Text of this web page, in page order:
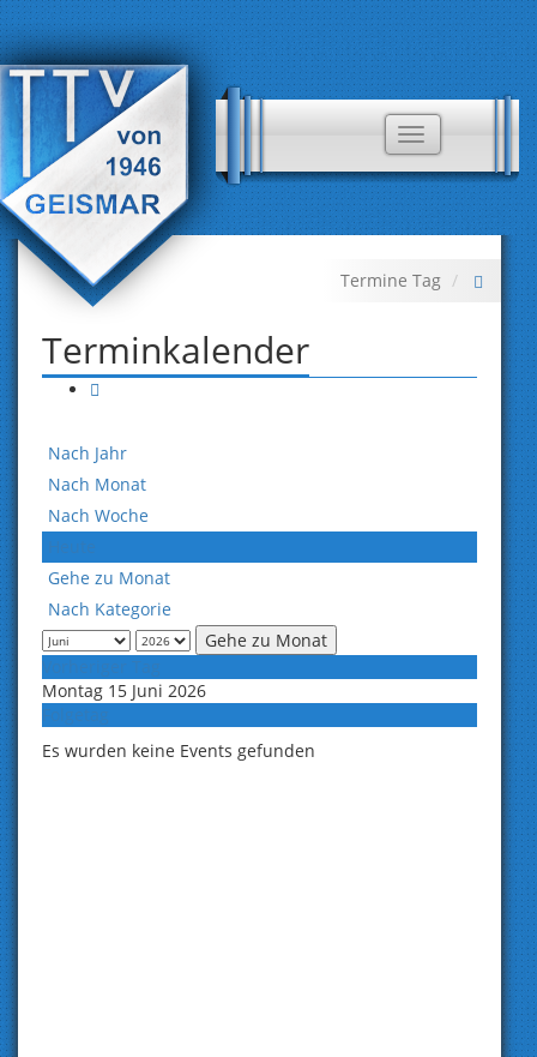
Toggle
navigation
Termine Tag
Terminkalender
Nach Jahr
Nach Monat
Nach Woche
Gehe zu Monat
Nach Kategorie
Gehe zu Monat
Montag 15 Juni 2026
Es wurden keine Events gefunden